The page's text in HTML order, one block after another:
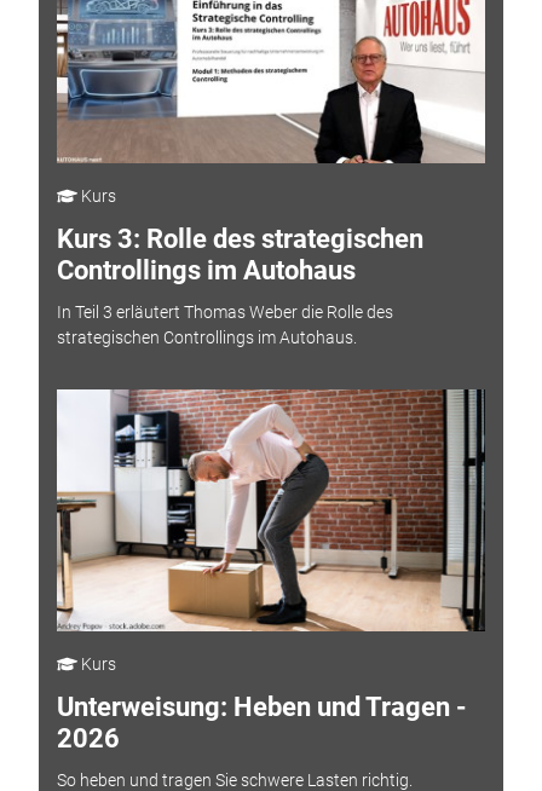
Kurs
Kurs 3: Rolle des strategischen
Controllings im Autohaus
In Teil 3 erläutert Thomas Weber die Rolle des
strategischen Controllings im Autohaus.
Kurs
Unterweisung: Heben und Tragen -
2026
So heben und tragen Sie schwere Lasten richtig.